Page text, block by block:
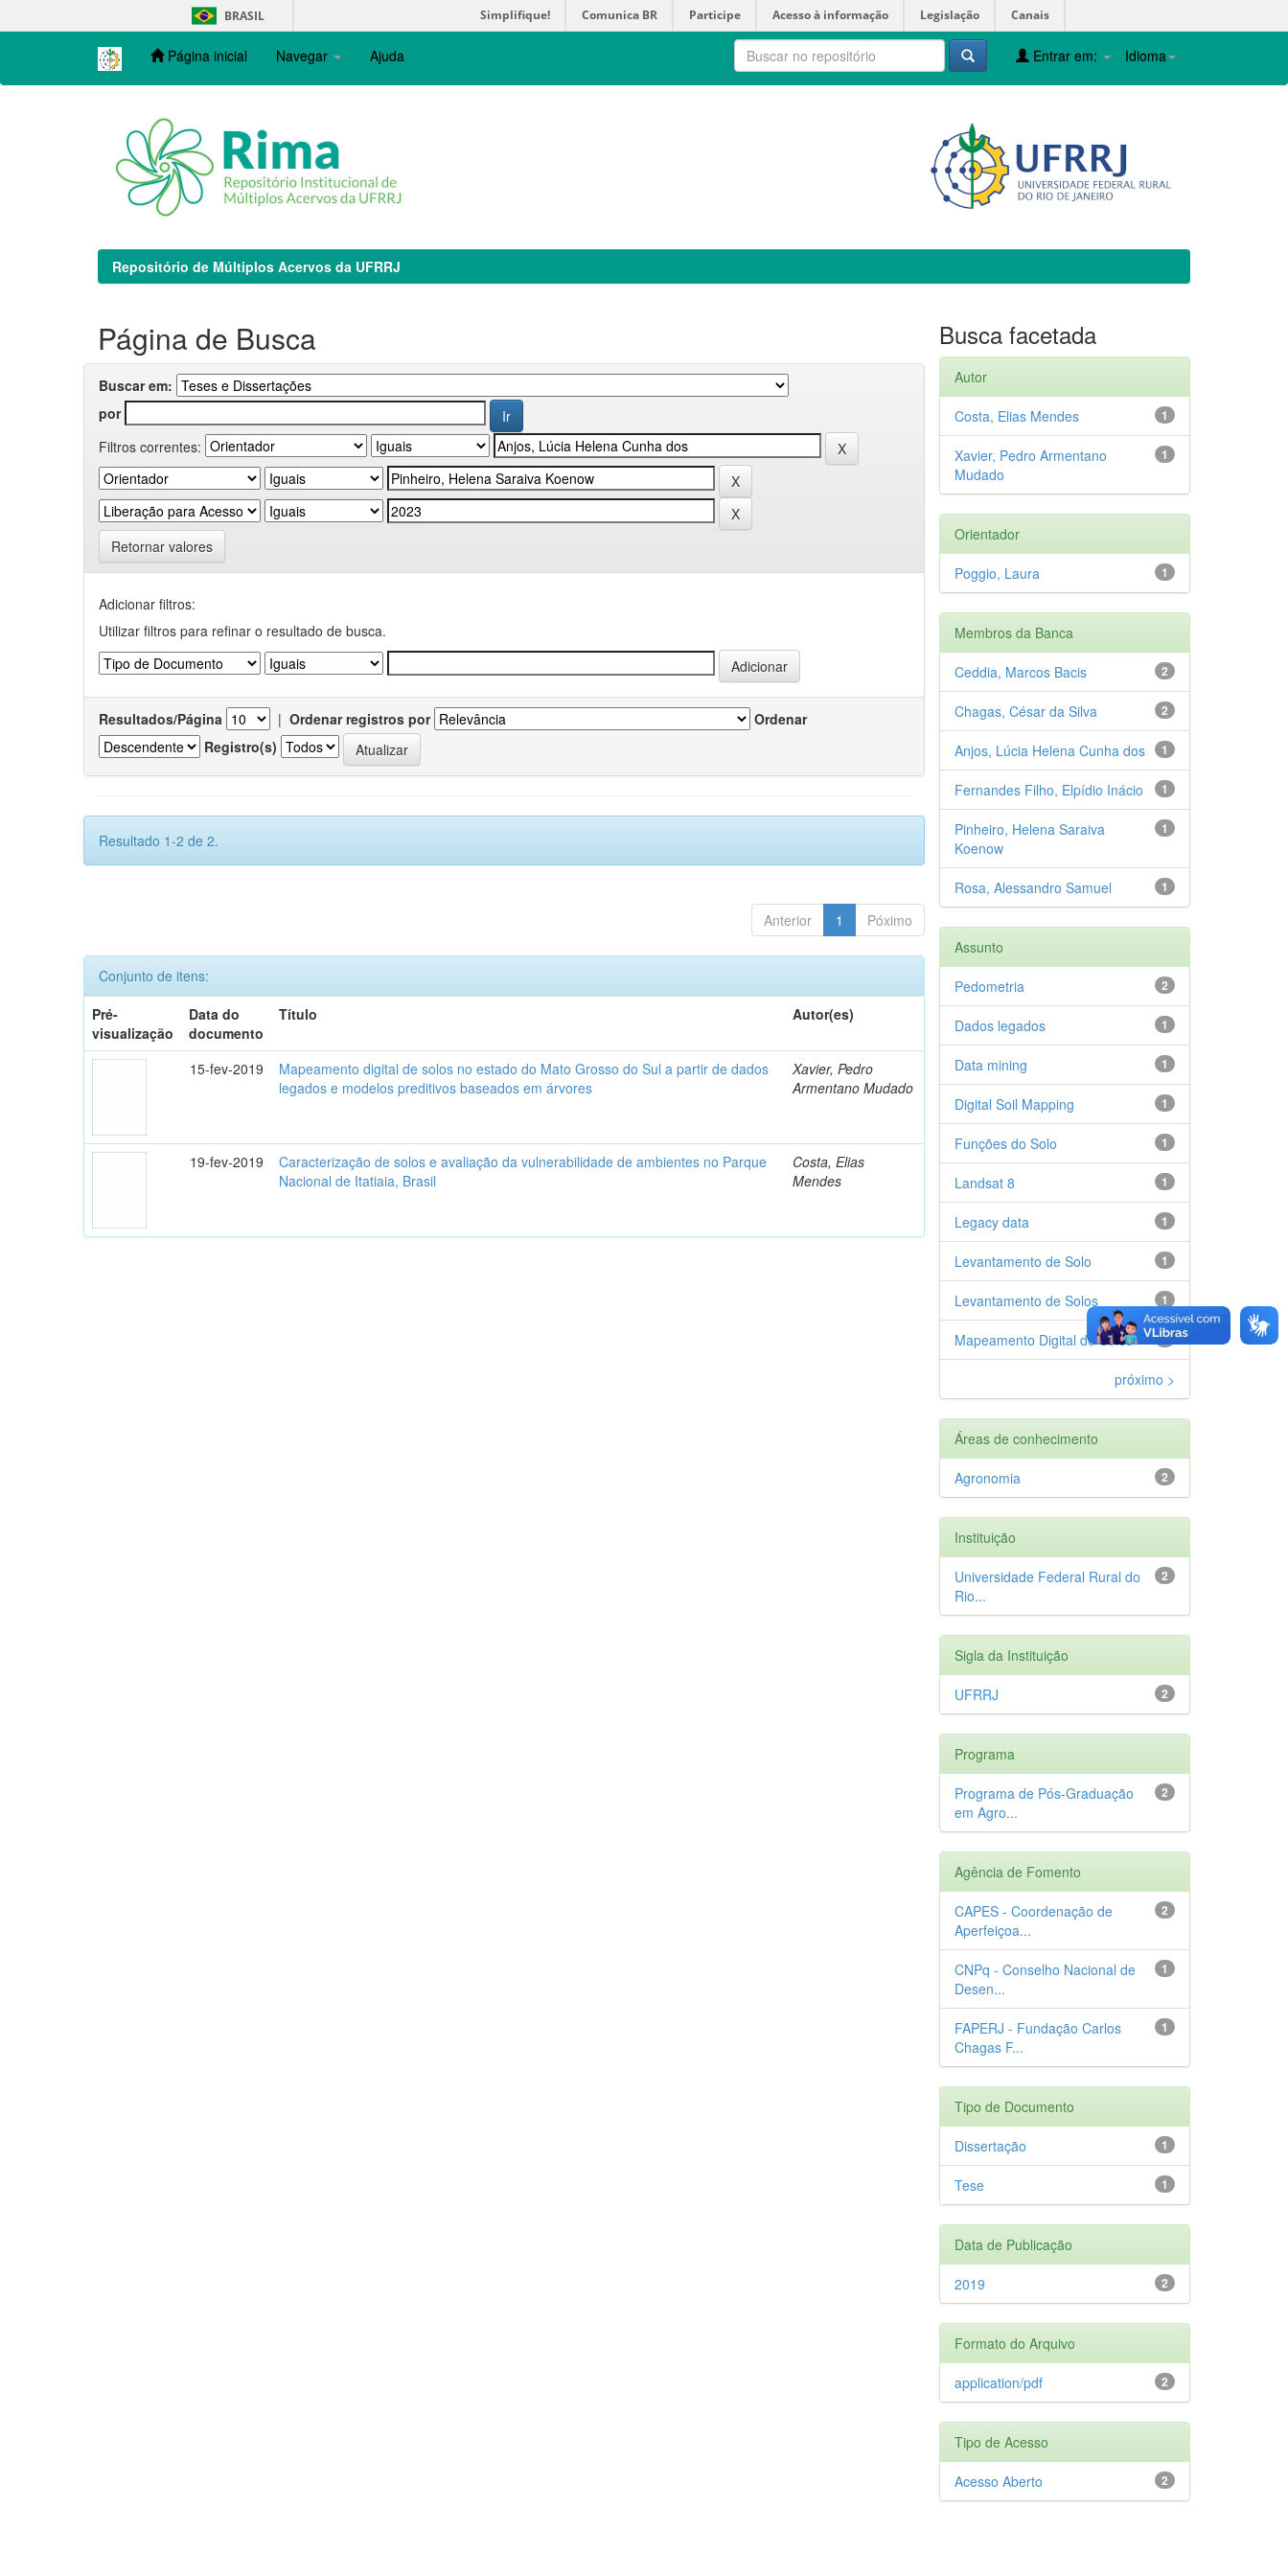
navigation
BRASIL Simplifique! Comunica BR Participe Acesso à informação Legislação Canais
Página inicial Navegar Ajuda Idioma
Entrar em:
Repositório de Múltiplos Acervos da UFRRJ
Página de Busca
Buscar em:
por
Filtros correntes:
Retornar valores
Adicionar filtros:
Utilizar filtros para refinar o resultado de busca.
Resultados/Página | Ordenar registros por
Ordenar
Registro(s)
Resultado 1-2 de 2.
Anterior 1 Póximo
Conjunto de itens:
Pré-
visualização
Data do
documento
Título Autor(es)
15-fev-2019
Mapeamento digital de solos no estado do Mato Grosso do Sul a partir de dados
legados e modelos preditivos baseados em árvores
Xavier, Pedro
Armentano Mudado
19-fev-2019
Caracterização de solos e avaliação da vulnerabilidade de ambientes no Parque
Nacional de Itatiaia, Brasil
Costa, Elias
Mendes
Busca facetada
Autor
1
Costa, Elias Mendes
1
Xavier, Pedro Armentano
Mudado
Orientador
1
Poggio, Laura
Membros da Banca
2
Ceddia, Marcos Bacis
2
Chagas, César da Silva
1
Anjos, Lúcia Helena Cunha dos
1
Fernandes Filho, Elpídio Inácio
1
Pinheiro, Helena Saraiva
Koenow
1
Rosa, Alessandro Samuel
Assunto
2
Pedometria
1
Dados legados
1
Data mining
1
Digital Soil Mapping
1
Funções do Solo
1
Landsat 8
1
Legacy data
1
Levantamento de Solo
1
Levantamento de Solos
1
Mapeamento Digital de Solos
próximo >
Áreas de conhecimento
2
Agronomia
Instituição
2
Universidade Federal Rural do
Rio...
Sigla da Instituição
2
UFRRJ
Programa
2
Programa de Pós-Graduação
em Agro...
Agência de Fomento
2
CAPES - Coordenação de
Aperfeiçoa...
1
CNPq - Conselho Nacional de
Desen...
1
FAPERJ - Fundação Carlos
Chagas F...
Tipo de Documento
1
Dissertação
1
Tese
Data de Publicação
2
2019
Formato do Arquivo
2
application/pdf
Tipo de Acesso
2
Acesso Aberto